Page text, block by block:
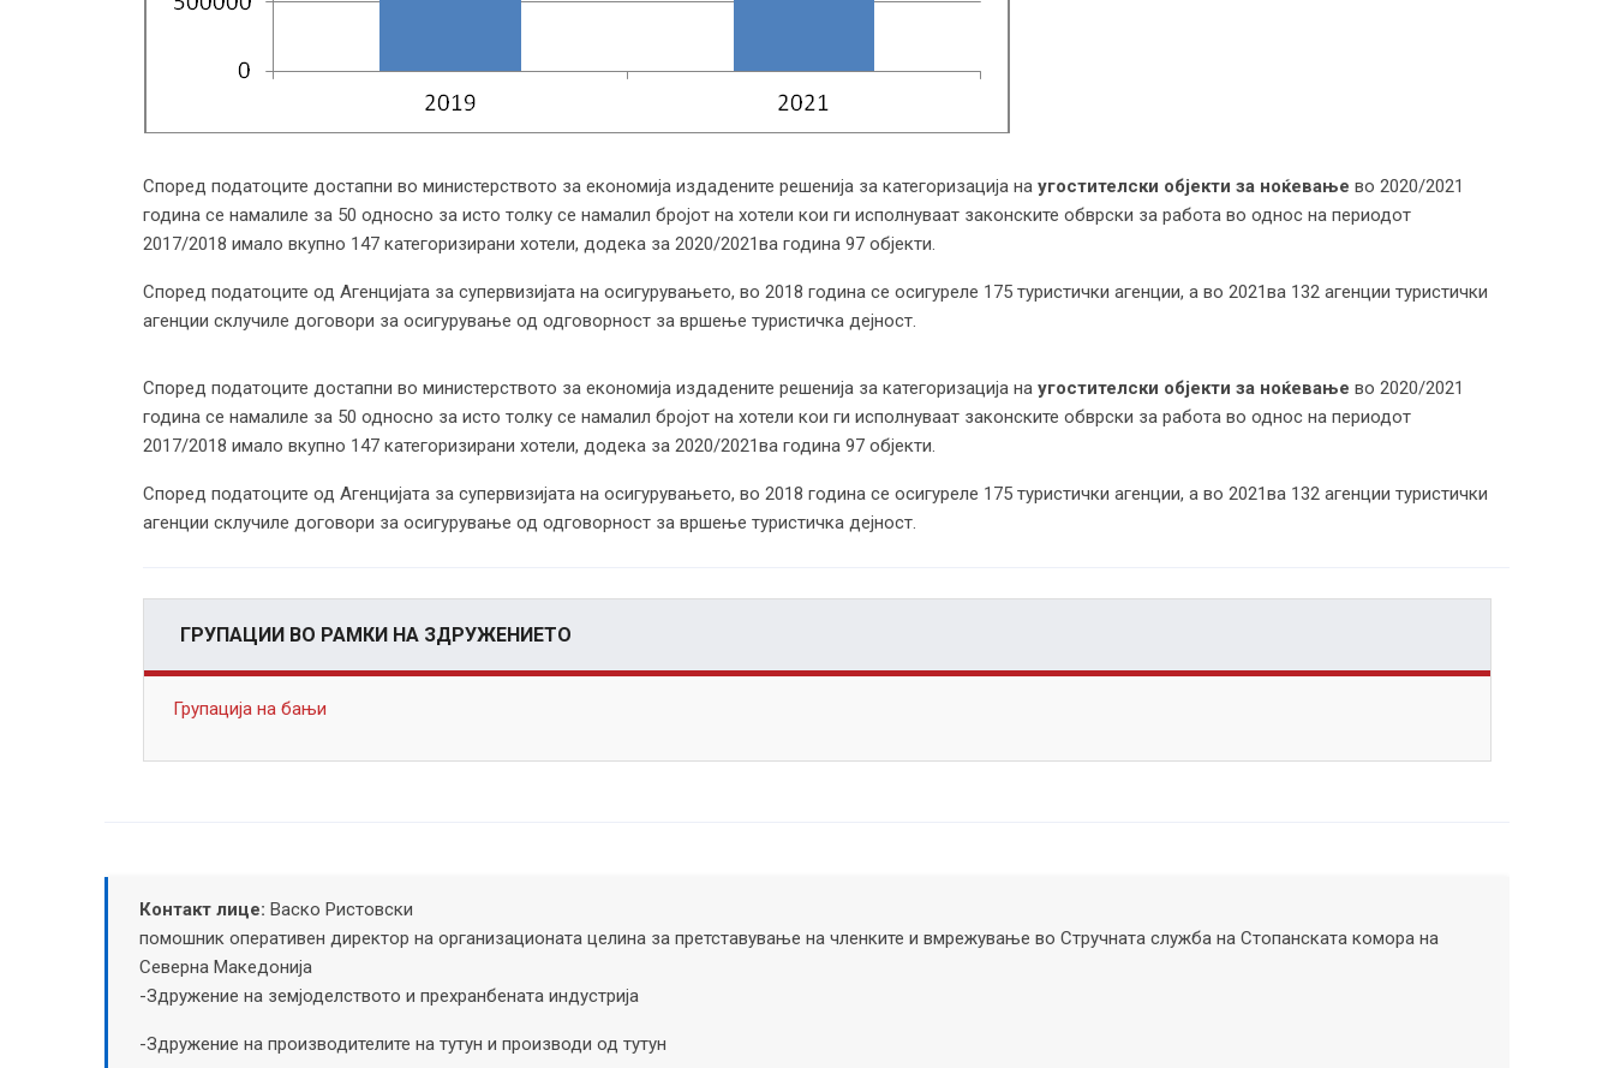
Според податоците достапни во министерството за економија издадените решенија за категоризација на угостителски објекти за ноќевање во 2020/2021
година се намалиле за 50 односно за исто толку се намалил бројот на хотели кои ги исполнуваат законските обврски за работа во однос на периодот
2017/2018 имало вкупно 147 категоризирани хотели, додека за 2020/2021ва година 97 објекти.
Според податоците од Агенцијата за супервизијата на осигурувањето, во 2018 година се осигуреле 175 туристички агенции, а во 2021ва 132 агенции туристички
агенции склучиле договори за осигурување од одговорност за вршење туристичка дејност.
Според податоците достапни во министерството за економија издадените решенија за категоризација на угостителски објекти за ноќевање во 2020/2021
година се намалиле за 50 односно за исто толку се намалил бројот на хотели кои ги исполнуваат законските обврски за работа во однос на периодот
2017/2018 имало вкупно 147 категоризирани хотели, додека за 2020/2021ва година 97 објекти.
Според податоците од Агенцијата за супервизијата на осигурувањето, во 2018 година се осигуреле 175 туристички агенции, а во 2021ва 132 агенции туристички
агенции склучиле договори за осигурување од одговорност за вршење туристичка дејност.
ГРУПАЦИИ ВО РАМКИ НА ЗДРУЖЕНИЕТО
Групација на бањи
Контакт лице: Васко Ристовски
помошник оперативен директор на организационата целина за претставување на членките и вмрежување во Стручната служба на Стопанската комора на
Северна Македонија
-Здружение на земјоделството и прехранбената индустрија
-Здружение на производителите на тутун и производи од тутун